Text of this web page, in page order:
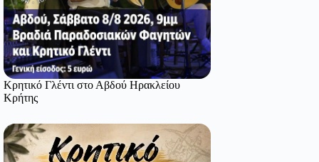
Κρητικό Γλέντι στο Αβδού Ηρακλείου
Κρήτης